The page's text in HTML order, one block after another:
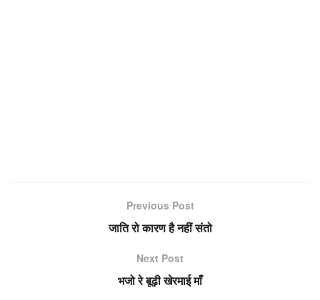
Previous Post
जाति रो कारण है नहीं संतो
Next Post
भजो रे बूढ़ी खेरमाई माँ